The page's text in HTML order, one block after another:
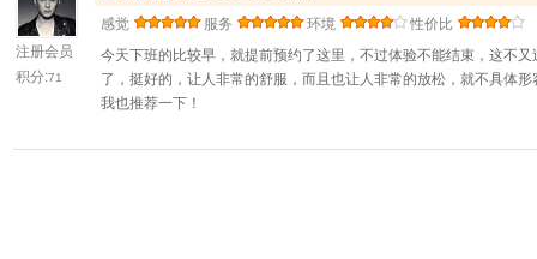
注册会员
积分:71
感觉
服务 环境
性价比
今天下班的比较早，就提前预约了这里，不过体验不能结束，这不
了，挺好的，让人非常的舒服，而且也让人非常的放松，就不具体
我也推荐一下！